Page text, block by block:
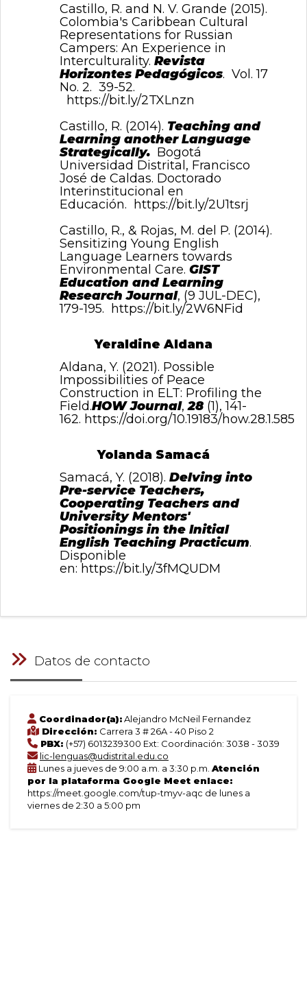
Castillo, R. and N. V. Grande (2015).
Colombia's Caribbean Cultural
Representations for Russian
Campers: An Experience in
Interculturality. Revista
Horizontes Pedagógicos. Vol. 17
No. 2. 39-52.
https://bit.ly/2TXLnzn
Castillo, R. (2014). Teaching and
Learning another Language
Strategically. Bogotá
Universidad Distrital, Francisco
José de Caldas. Doctorado
Interinstitucional en
Educación.
https://bit.ly/2U1tsrj
Castillo, R., & Rojas, M. del P. (2014).
Sensitizing Young English
Language Learners towards
Environmental Care. GIST
Education and Learning
Research Journal, (9 JUL-DEC),
179-195.
https://bit.ly/2W6NFid
Yeraldine Aldana
Aldana, Y. (2021). Possible
Impossibilities of Peace
Construction in ELT: Profiling the
Field.HOW Journal,28 (1), 141-
162. https://doi.org/10.19183/how.28.1.585
Yolanda Samacá
Samacá, Y. (2018). Delving into
Pre-service Teachers,
Cooperating Teachers and
University Mentors'
Positionings in the Initial
English Teaching Practicum.
Disponible
en: https://bit.ly/3fMQUDM
Datos de contacto
Coordinador(a):Alejandro McNeil Fernandez
Dirección: Carrera 3 # 26A - 40 Piso 2
PBX: (+57) 6013239300 Ext: Coordinación: 3038 - 3039
lic-lenguas@udistrital.edu.co
Lunes a jueves de 9:00 a.m. a 3:30 p.m. Atención
por la plataforma Google Meet enlace:
https://meet.google.com/tup-tmyv-aqc de lunes a
viernes de 2:30 a 5:00 pm